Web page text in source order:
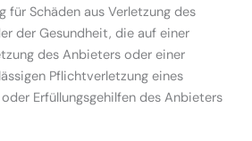
Schäden aus Verletzung des
der Gesundheit, die auf einer
des Anbieters oder einer
Pflichtverletzung eines
Erfüllungsgehilfen des Anbieters